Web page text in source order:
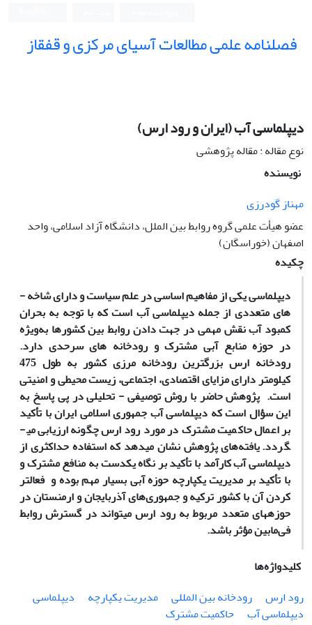
فصلنامه علمی مطالعات آسیای مرکزی و قفقاز
دیپلماسی آب (ایران و رود ارس)
نوع مقاله : مقاله پژوهشی
نویسنده
مهناز گودرزی
عضو هیأت علمی گروه روابط بین الملل، دانشگاه آزاد اسلامی، واحد
اصفهان (خوراسگان)
چکیده
دیپلماسی یکی از مفاهیم اساسی در علم سیاست و دارای شاخه ­
های متعددی از جمله دیپلماسی آب است که با توجه به بحران
کمبود آب نقش مهمی در جهت دادن روابط بین کشورها به‌ویژه
در حوزه منابع آبی مشترک و رودخانه ­های سرحدی دارد.
رودخانه ارس بزرگ­ترین رودخانه مرزی
کشور به طول 475
کیلومتر دارای مزایای اقتصادی، اجتماعی، زیست محیطی و امنیتی
است. پژوهش حاضر با روش توصیفی - تحلیلی در پی پاسخ به
این سؤال است که دیپلماسی آب جمهوری اسلامی ایران با تأکید
بر اعمال حاکمیت مشترک در مورد رود ارس چگونه ارزیابی می­
گردد.یافته‌های پژوهش نشان می­دهد کهاستفاده حداکثری از
دیپلماسی آب کارآمد با تأکید بر نگاه یک­دست به منافع مشترک و
با تأکید بر مدیریت یکپارچه حوزه آبی بسیار مهم بوده و فعال­تر
کردن آن با کشور ترکیه و جمهوری‌های آذربایجان و ارمنستان در
حوزه­های متعدد مربوط به رود ارس می­تواند در گسترش روابط
فی‌مابین مؤثر باشد.
کلیدواژه‌ها
رود ارس
رودخانه بین المللی مدیریت یکپارچه
دیپلماسی
دیپلماسی آب
حاکمیت مشترک